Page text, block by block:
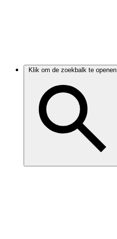
Klik om de zoekbalk te openen